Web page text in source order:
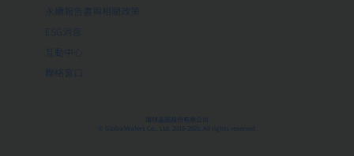
永續報告書與相關政策
ESG消息
互動中心
聯絡窗口
環球晶圓股份有限公司
© GlobalWafers Co., Ltd. 2019-2026, All rights reserved.